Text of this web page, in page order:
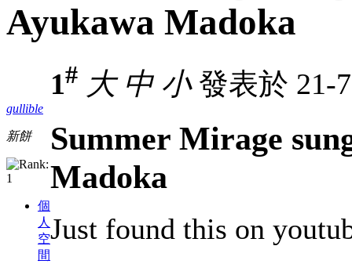
Ayukawa Madoka
gullible
新餅
個
人
空
間
1# 大 中 小發表於 21-
Summer Mirage
Madoka
Just found this on